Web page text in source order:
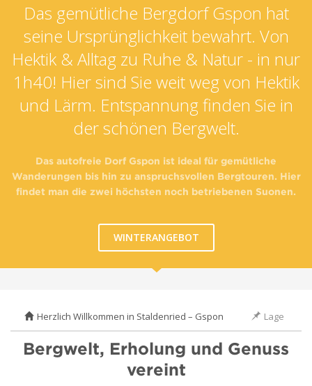
Das gemütliche Bergdorf Gspon hat
seine Ursprünglichkeit bewahrt. Von
Hektik & Alltag zu Ruhe & Natur - in nur
1h40! Hier sind Sie weit weg von Hektik
und Lärm. Entspannung finden Sie in
der schönen Bergwelt.
Das autofreie Dorf Gspon ist ideal für gemütliche
Wanderungen bis hin zu anspruchsvollen Bergtouren. Hier
findet man die zwei höchsten noch betriebenen Suonen.
WINTERANGEBOT
Herzlich Willkommen in Staldenried – Gspon Lage
Bergwelt, Erholung und Genuss
vereint